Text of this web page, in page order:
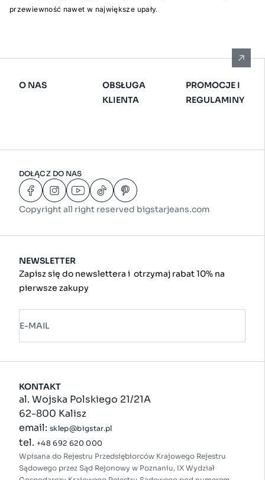
przewiewność nawet w największe upały.
KONTAKT
al. Wojska Polskiego 21/21A
62-800 Kalisz
email: sklep@bigstar.pl
tel. +48 692 620 000
Wpisana do Rejestru Przedsiębiorców Krajowego Rejestru
Sądowego przez Sąd Rejonowy w Poznaniu, IX Wydział
O NAS
OBSŁUGA
KLIENTA
PROMOCJE I
REGULAMINY
DOŁĄCZ DO NAS
Copyright all right reserved bigstarjeans.com
NEWSLETTER
Zapisz się do newslettera i otrzymaj rabat 10% na
pierwsze zakupy
E-MAIL